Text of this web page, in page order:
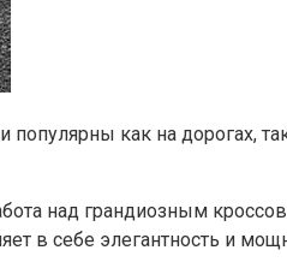
как на дорогах,
над грандиозным
в себе элегантность и